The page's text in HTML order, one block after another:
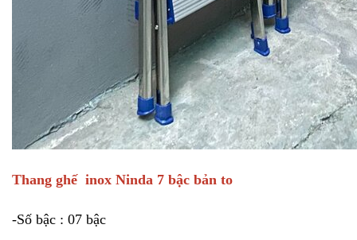
Thang ghế inox Ninda 7 bậc bản to
-Số bậc : 07 bậc